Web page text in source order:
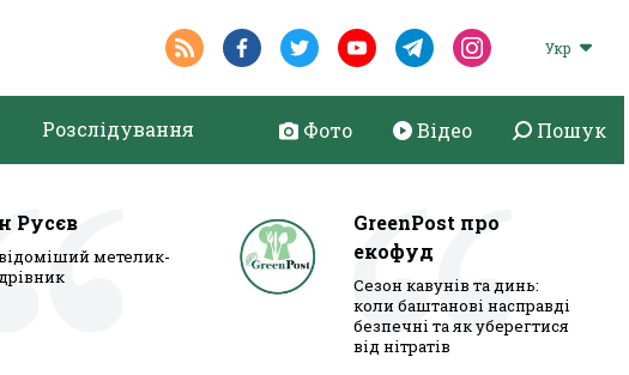
Укр
Розслідування Фото Відео Пошук
Русєв
метелик-
GreenPost про
екофуд
Сезон кавунів та динь:
коли баштанові насправді
безпечні та як уберегтися
від нітратів